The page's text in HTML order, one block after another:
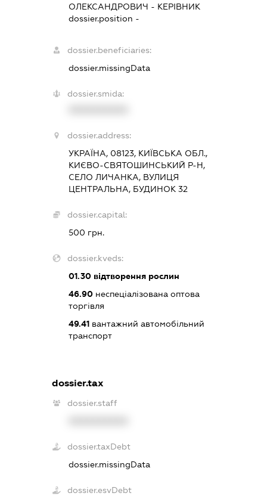
ОЛЕКСАНДРОВИЧ - КЕРІВНИК
dossier.position -
dossier.beneficiaries:
dossier.missingData
dossier.smida:
dossier.address:
УКРАЇНА, 08123, КИЇВСЬКА ОБЛ.,
КИЄВО-СВЯТОШИНСЬКИЙ Р-Н,
СЕЛО ЛИЧАНКА, ВУЛИЦЯ
ЦЕНТРАЛЬНА, БУДИНОК 32
dossier.capital:
500 грн.
dossier.kveds:
01.30 відтворення рослин
46.90 неспеціалізована оптова
торгівля
49.41 вантажний автомобільний
транспорт
dossier.tax
dossier.staff
dossier.taxDebt
dossier.missingData
dossier.esvDebt